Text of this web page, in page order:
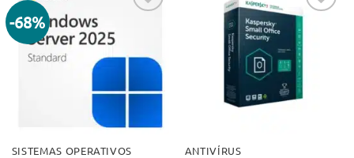
-68%
aos meus
desejos
SISTEMAS OPERATIVOS
Adicionar
aos meus
desejos
ANTIVÍRUS